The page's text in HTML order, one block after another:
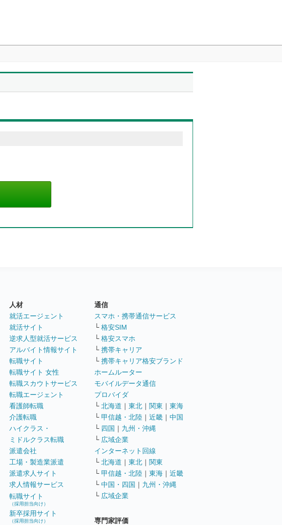
人材
就活エージェント
就活サイト
逆求人型就活サービス
アルバイト情報サイト
転職サイト
転職サイト 女性
転職スカウトサービス
転職エージェント
看護師転職
介護転職
ハイクラス・
ミドルクラス転職
派遣会社
工場・製造業派遣
派遣求人サイト
求人情報サービス
転職サイト
（採用担当向け）
新卒採用サイト
（採用担当向け）
通信
スマホ・携帯通信サービス
└ 格安SIM
└ 格安スマホ
└ 携帯キャリア
└ 携帯キャリア格安ブランド
ホームルーター
モバイルデータ通信
プロバイダ
└ 北海道 ｜ 東北 ｜ 関東 ｜ 東海
└ 甲信越・北陸 ｜ 近畿 ｜ 中国
└ 四国 ｜ 九州・沖縄
└ 広域企業
インターネット回線
└ 北海道 ｜ 東北 ｜ 関東
└ 甲信越・北陸 ｜ 東海 ｜ 近畿
└ 中国・四国 ｜ 九州・沖縄
└ 広域企業
専門家評価